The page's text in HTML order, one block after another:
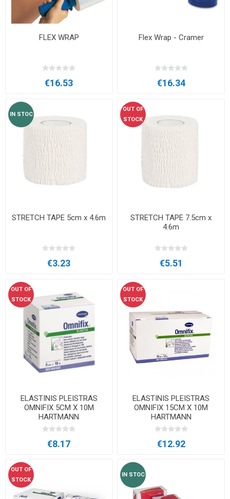
FLEX WRAP
€16.53
Flex Wrap - Cramer
€16.34
IN STOC
STRETCH TAPE 5cm x 4.6m
€3.23
OUT OF
STOCK
STRETCH TAPE 7.5cm x
4.6m
€5.51
OUT OF
STOCK
ELASTINIS PLEISTRAS
OMNIFIX 5CM X 10M
HARTMANN
€8.17
OUT OF
STOCK
ELASTINIS PLEISTRAS
OMNIFIX 15CM X 10M
HARTMANN
€12.92
OUT OF
STOCK
IN STOC